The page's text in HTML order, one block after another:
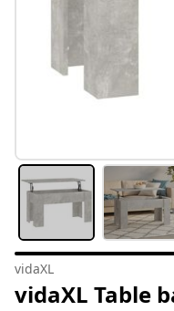
vidaXL
vidaXL Table